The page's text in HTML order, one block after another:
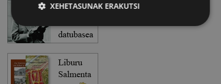
XEHETASUNAK ERAKUTSI